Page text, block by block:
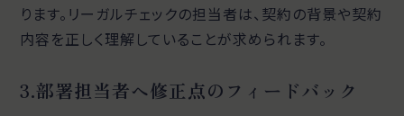
ります。リーガルチェックの担当者は、契約の背景や契約
内容を正しく理解していることが求められます。
3.部署担当者へ修正点のフィードバック